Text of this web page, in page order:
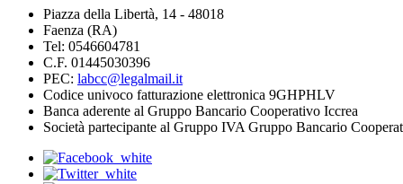
Piazza della Libertà, 14 - 48018
Faenza (RA)
Tel: 0546604781
C.F. 01445030396
PEC: labcc@legalmail.it
Codice univoco fatturazione elettronica 9GHPHLV
Banca aderente al Gruppo Bancario Cooperativo Iccrea
Società partecipante al Gruppo IVA Gruppo Bancario